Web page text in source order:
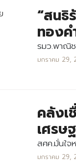
“สนธิ
ทองค
รมว.พาณิ
มกราคม 29,
คลังเ
เศรษ
สศค.มั่นใจ
มกราคม 29,